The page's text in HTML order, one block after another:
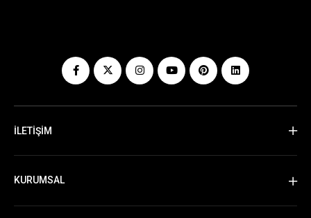
İLETİŞİM
KURUMSAL